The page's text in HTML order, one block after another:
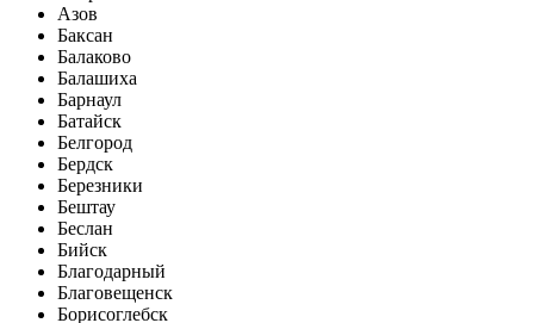
Азов
Баксан
Балаково
Балашиха
Барнаул
Батайск
Белгород
Бердск
Березники
Бештау
Беслан
Бийск
Благодарный
Благовещенск
Борисоглебск